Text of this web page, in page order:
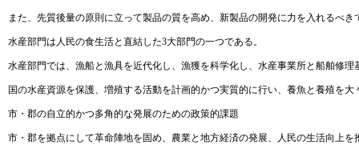
また、先質後量の原則に立って製品の質を高め、新製品の開発に力を入れるべき
水産部門は人民の食生活と直結した3大部門の一つである。
水産部門では、漁船と漁具を近代化し、漁獲を科学化し、水産事業所と船舶修
国の水産資源を保護、増殖する活動を計画的かつ実質的に行い、養魚と養殖を
市・郡の自立的かつ多角的な発展のための政策的課題
市・郡を拠点にして革命陣地を固め、農業と地方経済の発展、人民の生活向上